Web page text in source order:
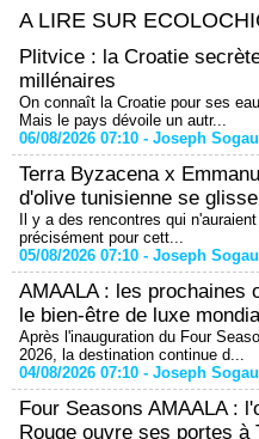
A LIRE SUR
Plitvice : la Croatie
millénaires
On connaît la Croatie pour ses
Mais le pays dévoile un autr...
06/08/2026 07:10 - Joseph
Terra Byzacena x
d'olive tunisienne se
Il y a des rencontres qui
précisément pour cett...
05/08/2026 07:10 - Joseph
AMAALA : les prochaines
le bien-être de luxe
Après l'inauguration du Four
2026, la destination continue d...
04/08/2026 07:10 - Joseph
Four Seasons AMAALA :
Rouge ouvre ses portes à